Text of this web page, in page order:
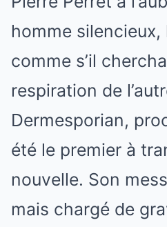
homme silencieux,
comme s’il
respiration de
Dermesporian,
été le premier à
nouvelle. Son
mais chargé de